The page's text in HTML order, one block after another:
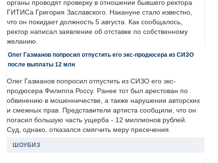
органы проводят проверку в отношении бывшего ректора
ГИТИСа Григория Заславского. Накануне стало известно,
что он покидает должность 5 августа. Как сообщалось,
ректор написал заявление об отставке по собственному
желанию.
Олег Газманов попросил отпустить его экс-продюсера из СИЗО
после выплаты 12 млн
Олег Газманов попросил отпустить из СИЗО его экс-
продюсера Филиппа Россу. Ранее тот был арестован по
обвинению в мошенничестве, а также нарушении авторских
и смежных прав. Представители артиста сообщили, что он
погасил большую часть ущерба - 12 миллионов рублей.
Суд, однако, отказался смягчить меру пресечения.
ШОУБИЗ